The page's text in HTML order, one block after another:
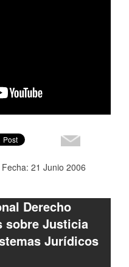
Fecha: 21 Junio 2006
Derecho
sobre Justicia
Jurídicos